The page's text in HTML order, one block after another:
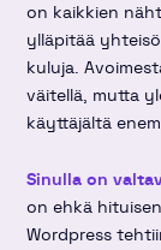
on kaikkien
ylläpitää
kuluja.
väitellä, mutta
käyttäjältä
Sinulla on
on ehkä
Wordpress